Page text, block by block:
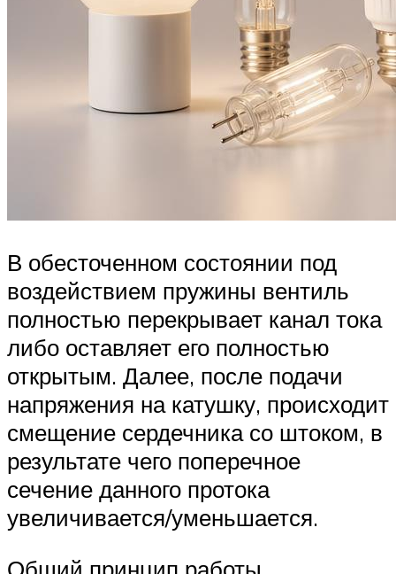
В обесточенном состоянии под
воздействием пружины вентиль
полностью перекрывает канал тока
либо оставляет его полностью
открытым. Далее, после подачи
напряжения на катушку, происходит
смещение сердечника со штоком, в
результате чего поперечное
сечение данного протока
увеличивается/уменьшается.